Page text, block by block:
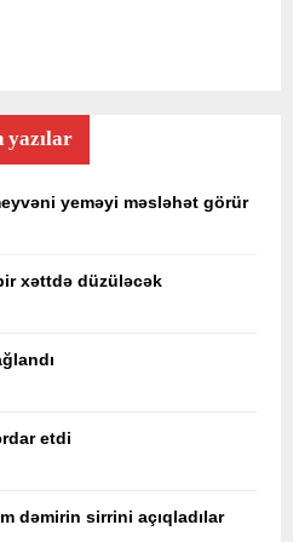
yazılar
yeməyi məsləhət görür
xəttdə düzüləcək
etdi
dəmirin sirrini açıqladılar